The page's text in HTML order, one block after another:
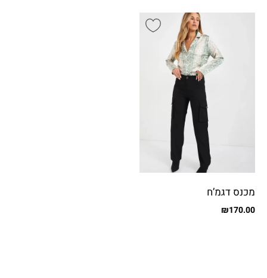
מכנס דגמ’ח
₪170.00